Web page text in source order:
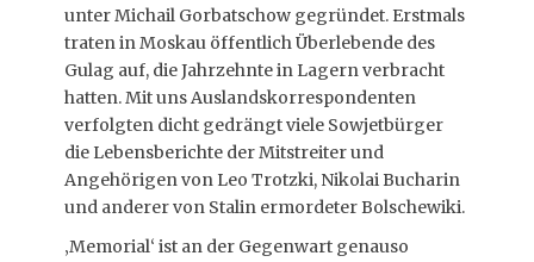
unter Michail Gorbatschow gegründet. Erstmals
traten in Moskau öffentlich Überlebende des
Gulag auf, die Jahrzehnte in Lagern verbracht
hatten. Mit uns Auslandskorrespondenten
verfolgten dicht gedrängt viele Sowjetbürger
die Lebensberichte der Mitstreiter und
Angehörigen von Leo Trotzki, Nikolai Bucharin
und anderer von Stalin ermordeter Bolschewiki.
‚Memorial‘ ist an der Gegenwart genauso